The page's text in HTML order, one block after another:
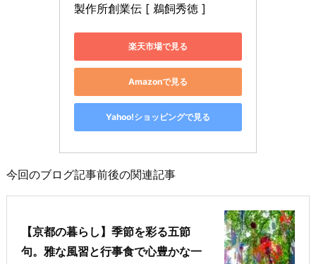
製作所創業伝 [ 鵜飼秀徳 ]
楽天市場で見る
Amazonで見る
Yahoo!ショッピングで見る
今回のブログ記事前後の関連記事
【京都の暮らし】季節を彩る五節
句。雅な風習と行事食で心豊かな一